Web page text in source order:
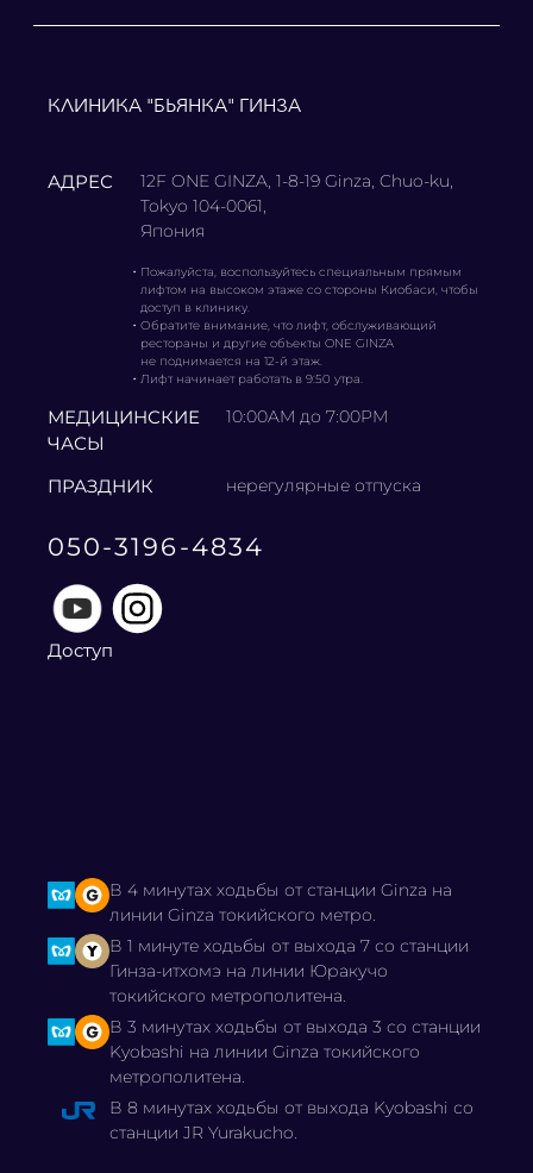
КЛИНИКА "БЬЯНКА" ГИНЗА
АДРЕС
12F ONE GINZA, 1-8-19 Ginza, Chuo-ku,
Tokyo 104-0061,
Япония
・ Пожалуйста, воспользуйтесь специальным прямым
лифтом на высоком этаже со стороны Киобаси, чтобы
доступ в клинику.
・ Обратите внимание, что лифт, обслуживающий
рестораны и другие объекты ONE GINZA
не поднимается на 12-й этаж.
・ Лифт начинает работать в 9:50 утра.
МЕДИЦИНСКИЕ
ЧАСЫ
10:00AM до 7:00PM
ПРАЗДНИК нерегулярные отпуска
050-3196-4834
Доступ
В 4 минутах ходьбы от станции Ginza на
линии Ginza токийского метро.
В 1 минуте ходьбы от выхода 7 со станции
Гинза-итхомэ на линии Юракучо
токийского метрополитена.
В 3 минутах ходьбы от выхода 3 со станции
Kyobashi на линии Ginza токийского
метрополитена.
В 8 минутах ходьбы от выхода Kyobashi со
станции JR Yurakucho.